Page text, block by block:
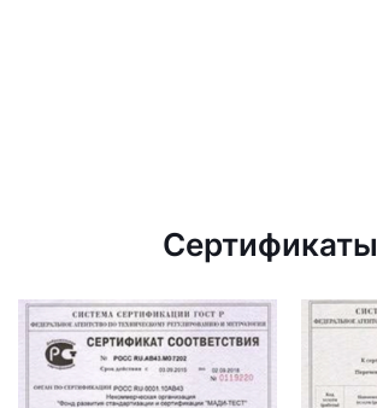
Сертификаты